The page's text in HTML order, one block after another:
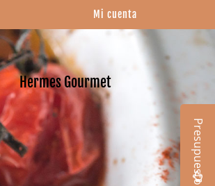
Mi cuenta
Hermes Gourmet
Presupuesto